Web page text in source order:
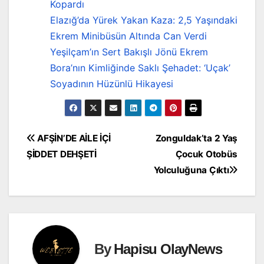
Kopardı
Elazığ’da Yürek Yakan Kaza: 2,5 Yaşındaki
Ekrem Minibüsün Altında Can Verdi
Yeşilçam’ın Sert Bakışlı Jönü Ekrem
Bora’nın Kimliğinde Saklı Şehadet: ‘Uçak’
Soyadının Hüzünlü Hikayesi
Yazı
gezinmesi
Zonguldak’ta 2 Yaş
Çocuk Otobüs
Yolculuğuna Çıktı
AFŞİN’DE AİLE İÇİ
ŞİDDET DEHŞETİ
ByHapisu OlayNews